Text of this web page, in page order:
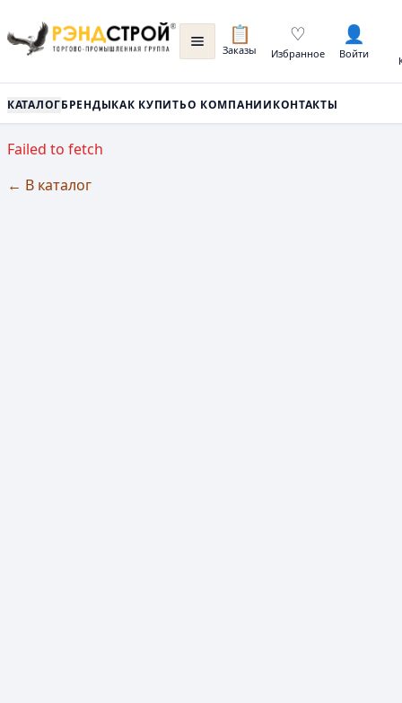
📋
Заказы
♡
Избранное
👤
Войти
КАТАЛОГБРЕНДЫКАК КУПИТЬО КОМПАНИИКОНТАКТЫ
Failed to fetch
← В каталог